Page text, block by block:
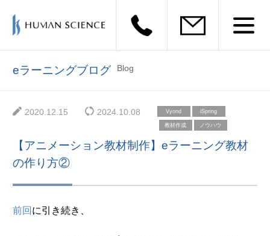
eラーニングブログ Blog
2020.12.15 2024.10.08 Vyond iSpring
教材作成 ノウハウ
【アニメーション教材制作】eラーニング教材
の作り方②
前回 に引き続き、